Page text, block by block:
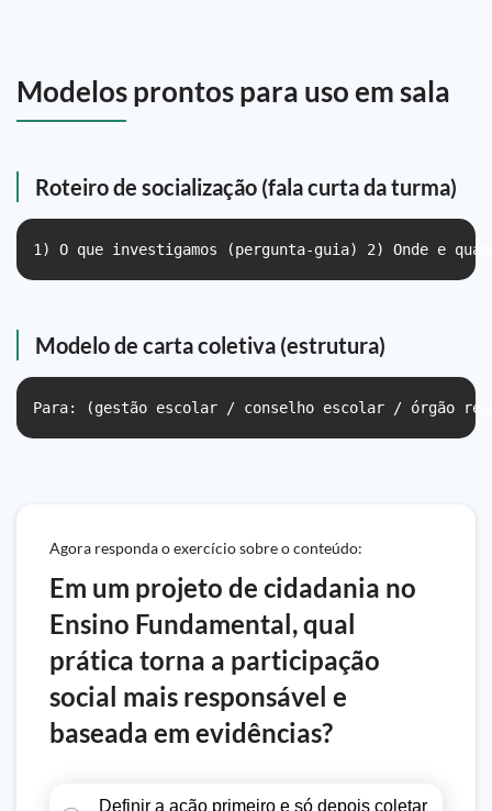
Modelos prontos para uso em sala
Roteiro de socialização (fala curta da turma)
1) O que investigamos (pergunta-guia) 2) Onde e
Modelo de carta coletiva (estrutura)
Para: (gestão escolar / conselho escolar / órgão
Agora responda o exercício sobre o conteúdo:
Em um projeto de cidadania no
Ensino Fundamental, qual
prática torna a participação
social mais responsável e
baseada em evidências?
Definir a ação primeiro e só depois coletar